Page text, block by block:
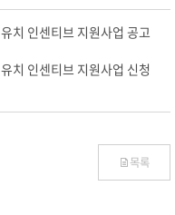
치 인센티브 지원사업 공고
치 인센티브 지원사업 신청
목록